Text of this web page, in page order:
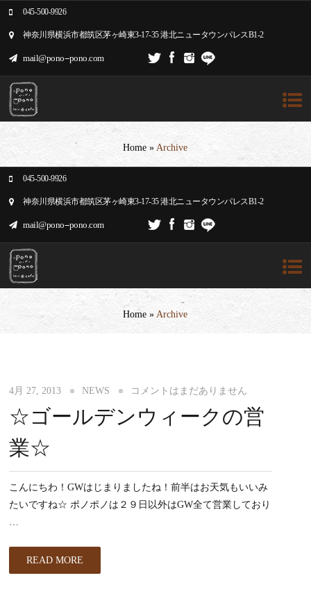
045-500-9926
神奈川県横浜市都筑区茅ヶ崎東3-17-35 港北ニュータウンパレスB1-2
mail@pono--pono.com
Home »Archive
045-500-9926
神奈川県横浜市都筑区茅ヶ崎東3-17-35 港北ニュータウンパレスB1-2
mail@pono--pono.com
Home »Archive
4月 27, 2013 NEWS コメントはまだありません
☆ゴールデンウィークの営
業☆
こんにちわ！GWはじまりましたね！前半はお天気もいいみ
たいですね☆ ポノポノは２９日以外はGW全て営業しており
…
READ MORE